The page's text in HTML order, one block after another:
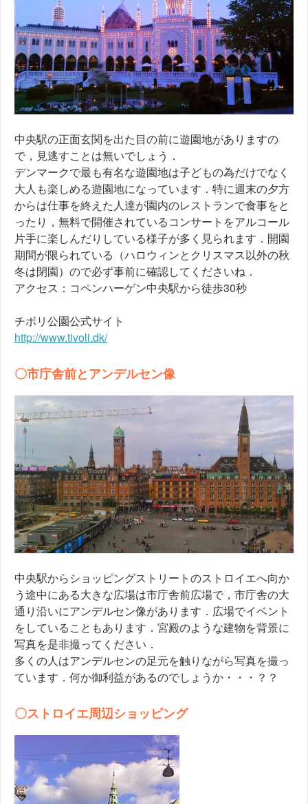
中央駅の正面玄関を出た目の前に遊園地がありますの
で，見逃すことは無いでしょう．
デンマークで最も有名な遊園地は子どもの為だけでなく
大人も楽しめる遊園地になっています．特に週末の夕方
からは仕事を終えた人達が園内のレストランで食事をと
ったり，無料で開催されているコンサートをアルコール
片手に楽しんだりしている様子が多く見られます．開園
期間が限られている（ハロウィンとクリスマス以外の秋
冬は閉園）ので必ず事前に確認してくださいね．
アクセス：コペンハーゲン中央駅から徒歩30秒
チボリ公園公式サイト
http://www.tivoli.dk/
〇市庁舎前とアンデルセン像
中央駅からショッピングストリートのストロイエへ向か
う途中にある大きな広場は市庁舎前広場で，市庁舎の大
通り沿いにアンデルセン像があります．広場でイベント
をしていることもあります．宮殿のような建物を背景に
写真を是非撮ってください．
多くの人はアンデルセンの足元を触りながら写真を撮っ
ています．何か御利益があるのでしょうか・・・？？
〇ストロイエ周辺ショッピング